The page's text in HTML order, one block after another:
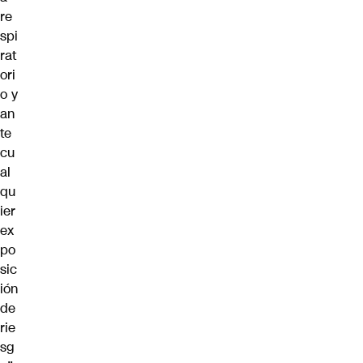
re
spi
rat
ori
o y
an
te
cu
al
qu
ier
ex
po
sic
ión
de
rie
sg